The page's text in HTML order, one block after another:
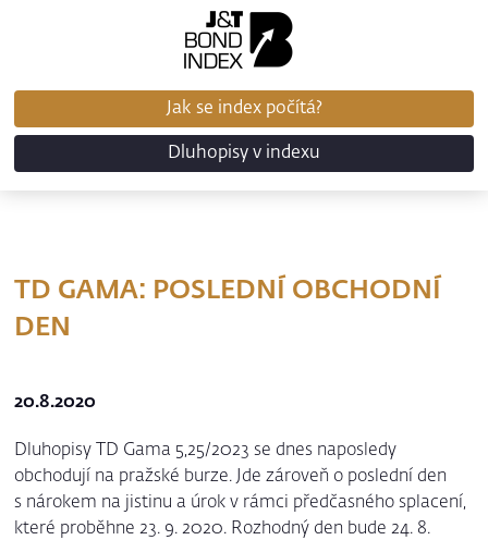
Jak se index počítá?
Dluhopisy v indexu
TD GAMA: POSLEDNÍ OBCHODNÍ
DEN
20.8.2020
Dluhopisy TD Gama 5,25/2023 se dnes naposledy
obchodují na pražské burze. Jde zároveň o poslední den
s nárokem na jistinu a úrok v rámci předčasného splacení,
které proběhne 23. 9. 2020. Rozhodný den bude 24. 8.